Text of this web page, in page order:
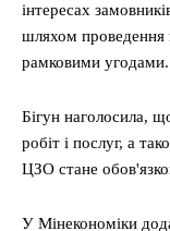
інтересах
шляхом проведення
рамковими угодами.
Бігун наголосила,
робіт і послуг, а
ЦЗО стане
У Мінекономіки